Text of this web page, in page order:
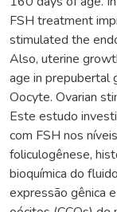
FSH treatment
stimulated the
Also, uterine
age in prepubertal
Oocyte. Ovarian
Este estudo
com FSH nos
foliculogênese,
bioquímica do
expressão gênica